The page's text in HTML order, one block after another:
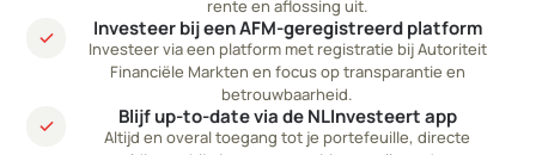
rente en aflossing uit.
check Investeer bij een AFM-geregistreerd platform
Investeer via een platform met registratie bij Autoriteit
Financiële Markten en focus op transparantie en
betrouwbaarheid.
check Blijf up-to-date via de NLInvesteert app
Altijd en overal toegang tot je portefeuille, directe